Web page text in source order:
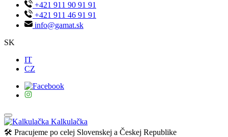
+421 911 90 91 91
+421 911 46 91 91
info@gamat.sk
SK
IT
CZ
Kalkulačka
🛠️ Pracujeme po celej Slovenskej a Českej Republike